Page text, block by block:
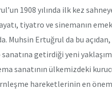
1908 yılında ilk kez
tiyatro ve sinemanın
Muhsin Ertuğrul da bu
getirdiği yeni
sanatının ülkemizdeki
hareketlerinin en